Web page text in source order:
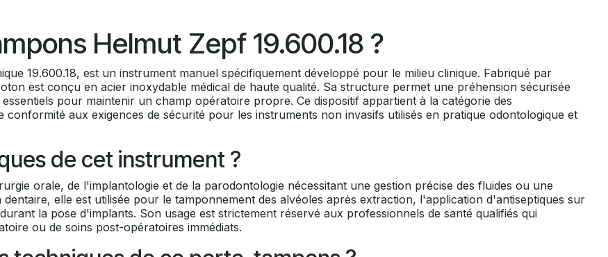
Helmut Zepf 19.600.18 ?
19.600.18, est un instrument manuel spécifiquement développé pour le milieu clinique. Fabriqué par
est conçu en acier inoxydable médical de haute qualité. Sa structure permet une préhension sécurisée
pour maintenir un champ opératoire propre. Ce dispositif appartient à la catégorie des
aux exigences de sécurité pour les instruments non invasifs utilisés en pratique odontologique et
de cet instrument ?
orale, de l'implantologie et de la parodontologie nécessitant une gestion précise des fluides ou une
elle est utilisée pour le tamponnement des alvéoles après extraction, l'application d'antiseptiques sur
la pose d'implants. Son usage est strictement réservé aux professionnels de santé qualifiés qui
ou de soins post-opératoires immédiats.